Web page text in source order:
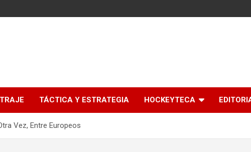
TÁCTICA Y ESTRATEGIA HOCKEYTECA
Vez, Entre Europeos